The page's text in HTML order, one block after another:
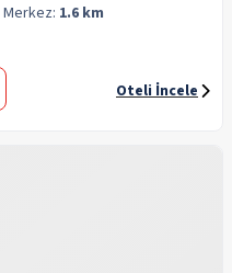
Merkez: 1.6 km
Oteli İncele